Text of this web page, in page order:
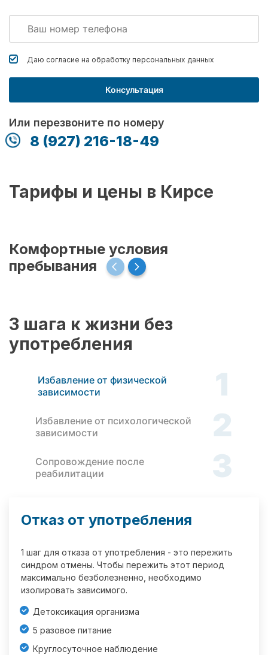
Даю согласие на обработку персональных данных
Консультация
Или перезвоните по номеру
8 (927) 216-18-49
Тарифы и цены в Кирсе
Комфортные условия
пребывания
3 шага к жизни без
употребления
Избавление от физической
зависимости
1
Избавление от психологической
зависимости
2
Сопровождение после
реабилитации
3
Отказ от употребления
1 шаг для отказа от употребления - это пережить
синдром отмены. Чтобы пережить этот период
максимально безболезненно, необходимо
изолировать зависимого.
Детоксикация организма
5 разовое питание
Круглосуточное наблюдение